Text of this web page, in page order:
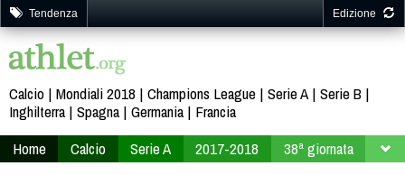
Tendenza Edizione
Calcio Mondiali 2018 Champions League Serie A Serie B
Inghilterra Spagna Germania
Francia
Home
Calcio Serie A 2017-2018 38ª giornata